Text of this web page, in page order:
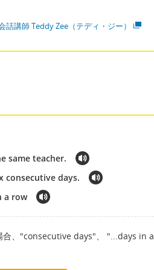
話講師 Teddy Zee（テディ・ジー）
same teacher.
consecutive days.
a row
合、"consecutive days"、 "...days in a